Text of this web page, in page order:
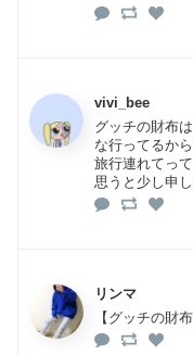
vivi_bee
グッチの財布
な行ってるか
旅行連れてっ
思うと少し申
リンマ
【グッチの財